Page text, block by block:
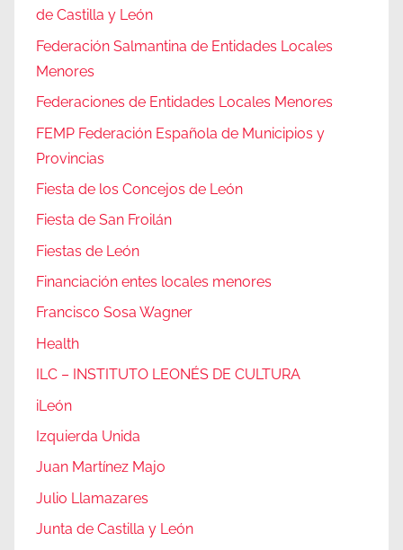
de Castilla y León
Federación Salmantina de Entidades Locales
Menores
Federaciones de Entidades Locales Menores
FEMP Federación Española de Municipios y
Provincias
Fiesta de los Concejos de León
Fiesta de San Froilán
Fiestas de León
Financiación entes locales menores
Francisco Sosa Wagner
Health
ILC – INSTITUTO LEONÉS DE CULTURA
iLeón
Izquierda Unida
Juan Martínez Majo
Julio Llamazares
Junta de Castilla y León